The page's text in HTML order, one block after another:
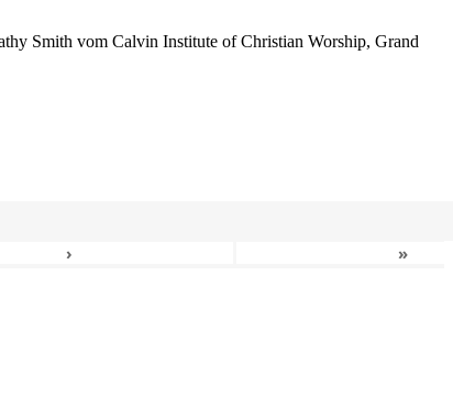
Smith vom Calvin Institute of Christian Worship, Grand
› »